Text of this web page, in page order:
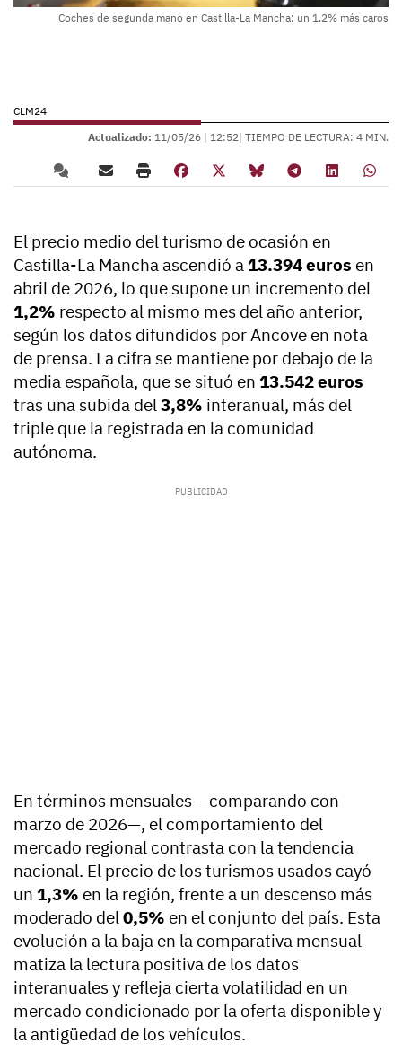
Coches de segunda mano en Castilla-La Mancha: un 1,2% más caros
CLM24
Actualizado: 11/05/26 | 12:52| TIEMPO DE LECTURA: 4 MIN.
El precio medio del turismo de ocasión en
Castilla-La Mancha ascendió a 13.394 euros en
abril de 2026, lo que supone un incremento del
1,2% respecto al mismo mes del año anterior,
según los datos difundidos por Ancove en nota
de prensa. La cifra se mantiene por debajo de la
media española, que se situó en 13.542 euros
tras una subida del3,8% interanual, más del
triple que la registrada en la comunidad
autónoma.
En términos mensuales —comparando con
marzo de 2026—, el comportamiento del
mercado regional contrasta con la tendencia
nacional. El precio de los turismos usados cayó
un 1,3% en la región, frente a un descenso más
moderado del0,5% en el conjunto del país. Esta
evolución a la baja en la comparativa mensual
matiza la lectura positiva de los datos
interanuales y refleja cierta volatilidad en un
mercado condicionado por la oferta disponible y
la antigüedad de los vehículos.